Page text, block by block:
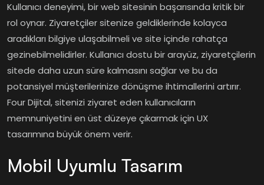
Kullanıcı deneyimi, bir web sitesinin başarısında kritik bir
rol oynar. Ziyaretçiler sitenize geldiklerinde kolayca
aradıkları bilgiye ulaşabilmeli ve site içinde rahatça
gezinebilmelidirler. Kullanıcı dostu bir arayüz, ziyaretçilerin
sitede daha uzun süre kalmasını sağlar ve bu da
potansiyel müşterilerinize dönüşme ihtimallerini artırır.
Four Dijital, sitenizi ziyaret eden kullanıcıların
memnuniyetini en üst düzeye çıkarmak için UX
tasarımına büyük önem verir.
Mobil Uyumlu Tasarım